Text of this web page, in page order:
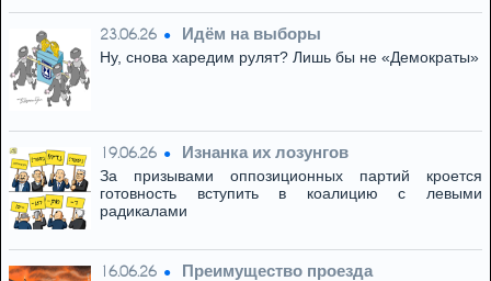
23.06.26 Идём на выборы
Ну, снова харедим рулят? Лишь бы не «Демократы»
19.06.26 Изнанка их лозунгов
За призывами оппозиционных партий кроется
готовность вступить в коалицию с левыми
радикалами
16.06.26 Преимущество проезда